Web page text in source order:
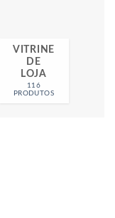
VITRINE
DE
LOJA
116
PRODUTOS